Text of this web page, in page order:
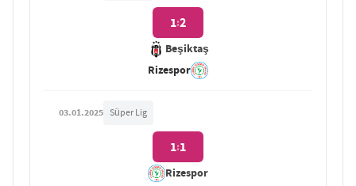
Beşiktaş
1:2
Rizespor
03.01.2025 Süper Lig
Rizespor
1:1